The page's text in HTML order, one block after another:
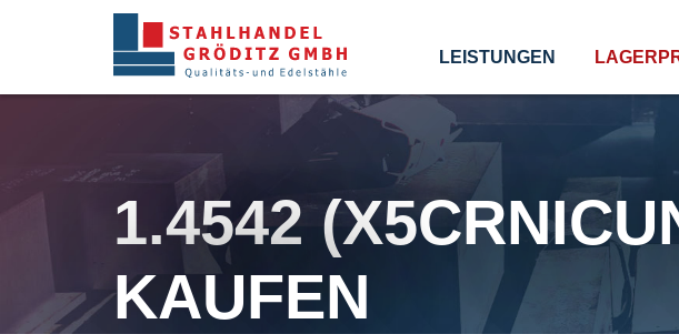
LEISTUNGEN
1.4542
KAUFEN